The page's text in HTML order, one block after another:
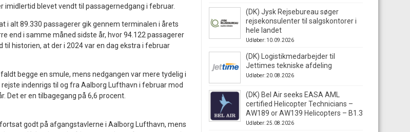
blevet vendt til passagernedgang i februar.
i alt 89.330 passagerer gik gennem terminalen i årets
end i samme måned sidste år, hvor 94.122 passagerer
historien, at der i 2024 var en dag ekstra i februar
begge en smule, mens nedgangen var mere tydelig i
indenrigs til og fra Aalborg Lufthavn i februar mod
Det er en tilbagegang på 6,6 procent.
godt på afgangstavlerne i Aalborg Lufthavn, mens
(DK) Jysk Rejsebureau søger
rejsekonsulenter til salgskontorer i
hele landet
Udløber: 10.09.2026
(DK) Logistikmedarbejder til
Jettimes tekniske afdeling
Udløber: 20.08.2026
(DK) Bel Air seeks EASA AML
certified Helicopter Technicians –
AW189 or AW139 Helicopters – B1.3
Udløber: 25.08.2026